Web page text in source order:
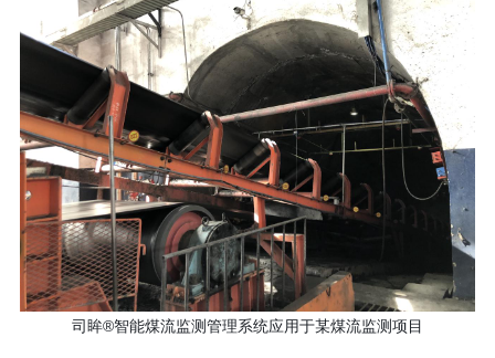
司眸®智能煤流监测管理系统应用于某煤流监测项目